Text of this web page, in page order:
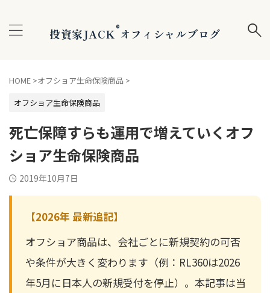
投資家JACK®オフィシャルブログ
HOME >オフショア生命保険商品 >
オフショア生命保険商品
死亡保障すらも運用で増えていくオフ
ショア生命保険商品
2019年10月7日
【2026年 最新追記】
オフショア商品は、会社ごとに新規契約の可否
や条件が大きく変わります（例：RL360は2026
年5月に日本人の新規受付を停止）。本記事は当